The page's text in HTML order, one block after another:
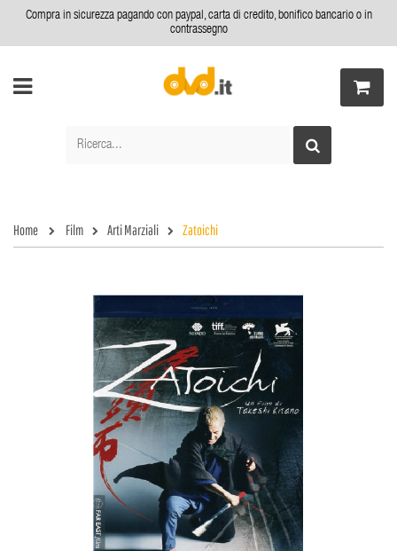
Compra in sicurezza pagando con paypal, carta di credito, bonifico bancario o in
contrassegno
Home Film Arti Marziali Zatoichi